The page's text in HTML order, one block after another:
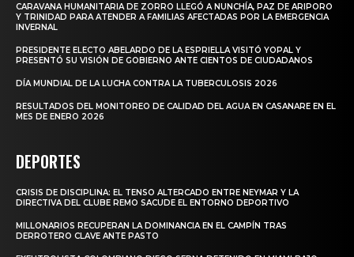
CARAVANA HUMANITARIA DE ZORRO LLEGÓ A NUNCHÍA, PAZ DE ARIPORO
Y TRINIDAD PARA ATENDER A FAMILIAS AFECTADAS POR LA EMERGENCIA
INVERNAL
PRESIDENTE ELECTO ABELARDO DE LA ESPRIELLA VISITÓ YOPAL Y
PRESENTÓ SU VISIÓN DE GOBIERNO ANTE CIENTOS DE CIUDADANOS
DÍA MUNDIAL DE LA LUCHA CONTRA LA TUBERCULOSIS 2026
RESULTADOS DEL MONITOREO DE CALIDAD DEL AGUA EN CASANARE EN EL
MES DE ENERO 2026
DEPORTES
CRISIS DE DISCIPLINA: EL TENSO ALTERCADO ENTRE NEYMAR Y LA
DIRECTIVA DEL CLUBE REMO SACUDE EL ENTORNO DEPORTIVO
MILLONARIOS RECUPERAN LA DOMINANCIA EN EL CAMPÍN TRAS
DERROTERO CLAVE ANTE PASTO